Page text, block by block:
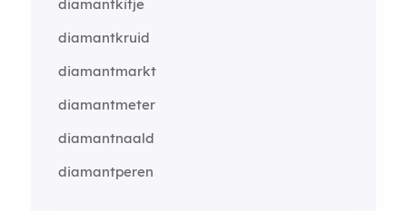
diamantkitje
diamantkruid
diamantmarkt
diamantmeter
diamantnaald
diamantperen